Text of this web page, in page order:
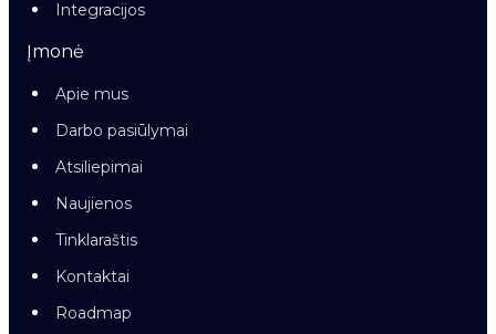
Integracijos
Įmonė
Apie mus
Darbo pasiūlymai
Atsiliepimai
Naujienos
Tinklaraštis
Kontaktai
Roadmap